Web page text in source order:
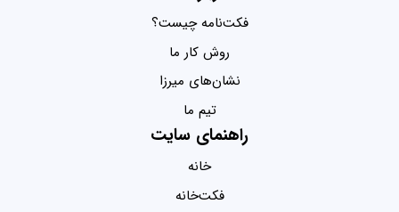
فکت‌نامه چیست؟
روش کار ما
نشان‌های میرزا
تیم ما
راهنمای سایت
خانه
فکت‌خانه